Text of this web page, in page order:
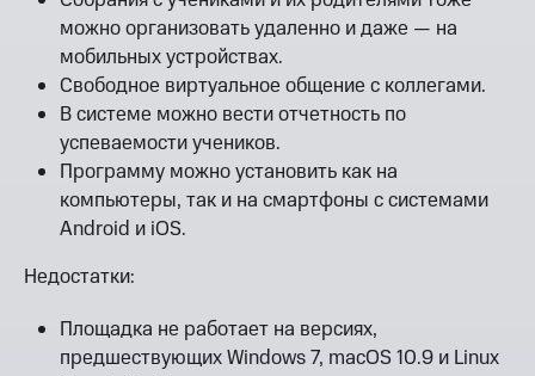
можно организовать удаленно и даже — на
мобильных устройствах.
Свободное виртуальное общение с коллегами.
В системе можно вести отчетность по
успеваемости учеников.
Программу можно установить как на
компьютеры, так и на смартфоны с системами
Аndroid и iOS.
Недостатки:
Площадка не работает на версиях,
предшествующих Windows 7, macOS 10.9 и Linux